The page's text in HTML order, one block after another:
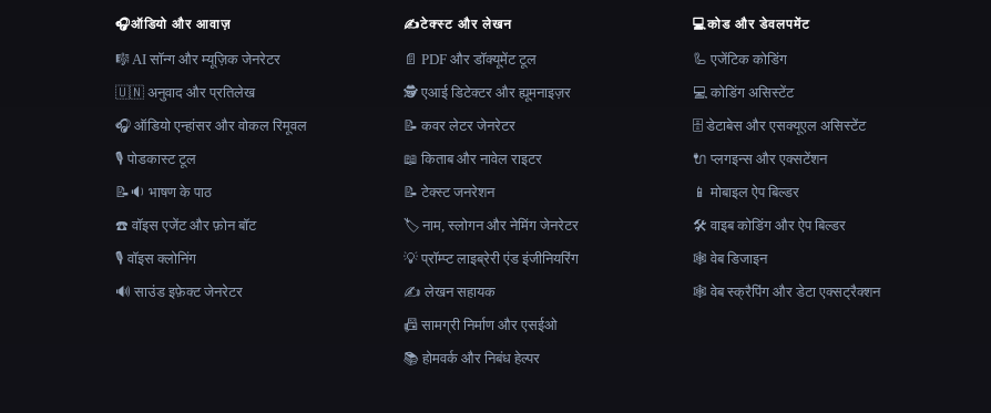
🎧ऑडियो और आवाज़
🎼 AI सॉन्ग और म्यूज़िक जेनरेटर
🇺🇳 अनुवाद और प्रतिलेख
🎧 ऑडियो एन्हांसर और वोकल रिमूवल
🎙️ पोडकास्ट टूल
📝🔉 भाषण के पाठ
☎️ वॉइस एजेंट और फ़ोन बॉट
🎙️ वॉइस क्लोनिंग
🔊 साउंड इफ़ेक्ट जेनरेटर
✍️टेक्स्ट और लेखन
📄 PDF और डॉक्यूमेंट टूल
🕵️ एआई डिटेक्टर और ह्यूमनाइज़र
📝 कवर लेटर जेनरेटर
📖 किताब और नावेल राइटर
📝 टेक्स्ट जनरेशन
🏷️ नाम, स्लोगन और नेमिंग जेनरेटर
💡 प्रॉम्प्ट लाइब्रेरी एंड इंजीनियरिंग
✍️ लेखन सहायक
📠 सामग्री निर्माण और एसईओ
📚 होमवर्क और निबंध हेल्पर
💻कोड और डेवलपमेंट
🦾 एजेंटिक कोडिंग
💻 कोडिंग असिस्टेंट
🗄️ डेटाबेस और एसक्यूएल असिस्टेंट
🔌 प्लगइन्स और एक्सटेंशन
📱 मोबाइल ऐप बिल्डर
🛠️ वाइब कोडिंग और ऐप बिल्डर
🕸 वेब डिजाइन
🕸️ वेब स्क्रैपिंग और डेटा एक्सट्रैक्शन